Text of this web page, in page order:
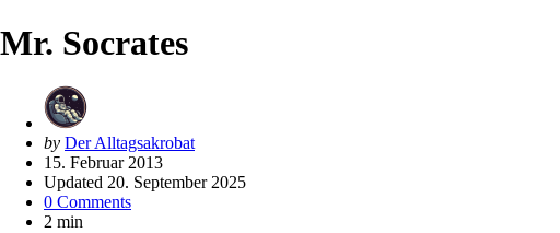
Mr. Socrates
Posted
by
by Der Alltagsakrobat
15. Februar 2013
Updated 20. September 2025
0 Comments
2 min